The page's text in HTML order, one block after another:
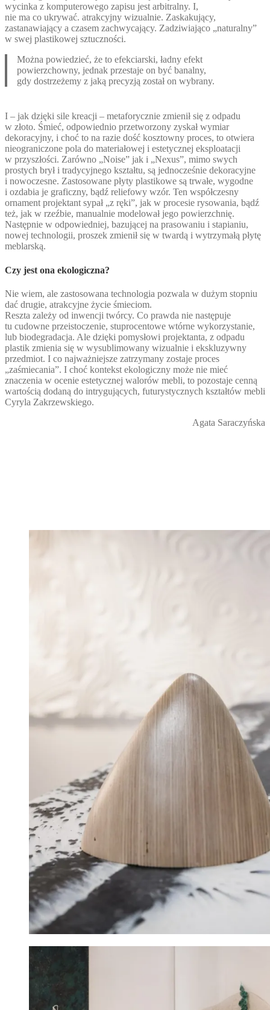
wycinka z komputerowego zapisu jest arbitralny. I,
nie ma co ukrywać. atrakcyjny wizualnie. Zaskakujący,
zastanawiający a czasem zachwycający. Zadziwiająco „naturalny”
w swej plastikowej sztuczności.
Można powiedzieć, że to efekciarski, ładny efekt
powierzchowny, jednak przestaje on być banalny,
gdy dostrzeżemy z jaką precyzją został on wybrany.
I – jak dzięki sile kreacji – metaforycznie zmienił się z odpadu
w złoto. Śmieć, odpowiednio przetworzony zyskał wymiar
dekoracyjny, i choć to na razie dość kosztowny proces, to otwiera
nieograniczone pola do materiałowej i estetycznej eksploatacji
w przyszłości. Zarówno „Noise” jak i „Nexus”, mimo swych
prostych brył i tradycyjnego kształtu, są jednocześnie dekoracyjne
i nowoczesne. Zastosowane płyty plastikowe są trwałe, wygodne
i ozdabia je graficzny, bądź reliefowy wzór. Ten współczesny
ornament projektant sypał „z ręki”, jak w procesie rysowania, bądź
też, jak w rzeźbie, manualnie modelował jego powierzchnię.
Następnie w odpowiedniej, bazującej na prasowaniu i stapianiu,
nowej technologii, proszek zmienił się w twardą i wytrzymałą płytę
meblarską.
Czy jest ona ekologiczna?
Nie wiem, ale zastosowana technologia pozwala w dużym stopniu
dać drugie, atrakcyjne życie śmieciom.
Reszta zależy od inwencji twórcy. Co prawda nie następuje
tu cudowne przeistoczenie, stuprocentowe wtórne wykorzystanie,
lub biodegradacja. Ale dzięki pomysłowi projektanta, z odpadu
plastik zmienia się w wysublimowany wizualnie i ekskluzywny
przedmiot. I co najważniejsze zatrzymany zostaje proces
„zaśmiecania”. I choć kontekst ekologiczny może nie mieć
znaczenia w ocenie estetycznej walorów mebli, to pozostaje cenną
wartością dodaną do intrygujących, futurystycznych kształtów mebli
Cyryla Zakrzewskiego.
Agata Saraczyńska